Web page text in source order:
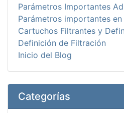
Parámetros Importantes
Parámetros importantes
Cartuchos Filtrantes y
Definición de Filtración
Inicio del Blog
Categorías